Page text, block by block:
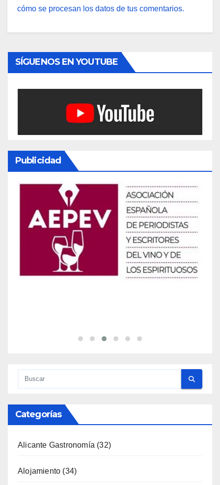
cómo se procesan los datos de tus comentarios.
SÍGUENOS EN YOUTUBE
Publicidad
Alojamiento(34)
Costa